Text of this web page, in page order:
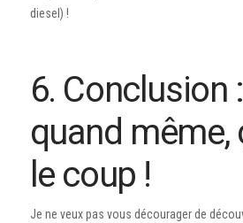
diesel) !
6. Conclusion
quand même,
le coup !
Je ne veux pas vous décourager de